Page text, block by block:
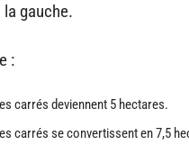
gauche.
:
carrés deviennent 5 hectares.
carrés se convertissent en 7,5